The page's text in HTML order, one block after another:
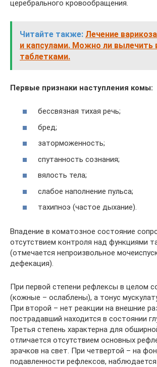
церебрального кровообращения.
Читайте также: Лечение
и капсулами. Можно ли вылечить
таблетками.
Первые признаки наступления комы:
бессвязная тихая речь;
бред;
заторможенность;
спутанность сознания;
вялость тела;
слабое наполнение пульса;
тахипноэ (частое дыхание).
Впадение в коматозное состояние
отсутствием контроля над функциями
(отмечается непроизвольное
дефекация).
При первой степени рефлексы в целом
(кожные – ослаблены), а тонус
При второй – нет реакции на внешние
пострадавший находится в состоянии
Третья степень характерна для
отличается отсутствием основных
зрачков на свет. При четвертой – на
подавленности рефлексов,